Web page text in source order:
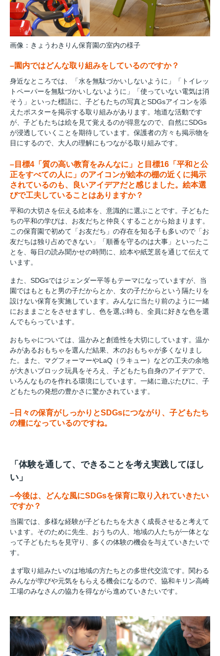
画像：きょうわきりん保育園の室内の様子
–園内ではどんな取り組みをしているのですか？
身近なところでは、「水を無駄づかいしないように」「トイレッ
トペーパーを無駄づかいしないように」「使っていない電気は消
そう」といった標語に、子どもたちの写真とSDGsアイコンを添
えたポスターを掲示する取り組みがあります。地道な活動です
が、子どもたちは絵を見て覚えるのが得意なので、自然にSDGs
が浸透していくことを期待しています。保護者の方々も掲示物を
目にするので、大人の理解にもつながる取り組みです。
–目標4「質の高い教育をみんなに」と目標16「平和と公
正をすべての人に」のアイコンが絵本の棚の近くに掲示
されているのも、良いアイデアだと感じました。絵本選
びで工夫していることはありますか？
平和の大切さを伝える絵本を、意識的に選ぶことです。子どもた
ちの平和の学びは、お友だちと仲良くすることから始まります。
この保育園で初めて「お友だち」の存在を知る子も多いので「お
友だちは独り占めできない」「順番を守るのは大事」といったこ
とを、毎日の読み聞かせの時間に、絵本や紙芝居を通じて伝えて
います。
また、SDGsではジェンダー平等もテーマになっていますが、当
園ではもともと男の子だからとか、女の子だからという隔たりを
設けない保育を実施しています。みんなに当たり前のように一緒
におままごとをさせますし、色を選ぶ時も、全員に好きな色を選
んでもらっています。
おもちゃについては、温かみと創造性を大切にしています。温か
みがあるおもちゃを選んだ結果、木のおもちゃが多くなりまし
た。また、マグフォーマーやLaQ（ラキュー）などの工夫の余地
が大きいブロック玩具をそろえ、子どもたち自身のアイデアで、
いろんなものを作れる環境にしています。一緒に遊ぶたびに、子
どもたちの発想の豊かさに驚かされています。
–日々の保育がしっかりとSDGsにつながり、子どもたち
の糧になっているのですね。
「体験を通して、できることを考え実践してほし
い」
–今後は、どんな風にSDGsを保育に取り入れていきたい
ですか？
当園では、多様な経験が子どもたちを大きく成長させると考えて
います。そのために先生、おうちの人、地域の人たちが一体とな
って子どもたちを見守り、多くの体験の機会を与えていきたいで
す。
まず取り組みたいのは地域の方たちとの多世代交流です。関わる
みんなが学びや元気をもらえる機会になるので、協和キリン高崎
工場のみなさんの協力を得ながら進めていきたいです。